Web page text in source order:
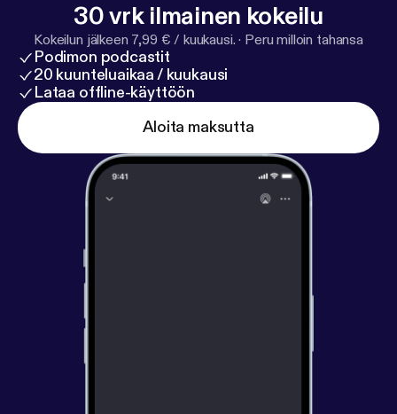
30 vrk ilmainen kokeilu
Kokeilun jälkeen 7,99 € / kuukausi. · Peru milloin tahansa
Podimon podcastit
20 kuunteluaikaa / kuukausi
Lataa offline-käyttöön
Aloita maksutta